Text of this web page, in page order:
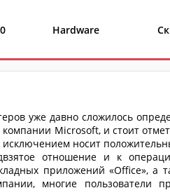
Hardware
уже давно сложилось
Microsoft, и стоит
носит
отношение и к
приложений «Office», а
многие пользователи